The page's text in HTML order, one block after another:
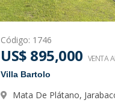
Código: 1746
US$ 895,000 VENTA
Villa Bartolo
Mata De Plátano,